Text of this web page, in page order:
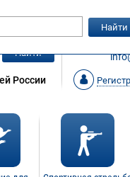
Найти
России
Найти